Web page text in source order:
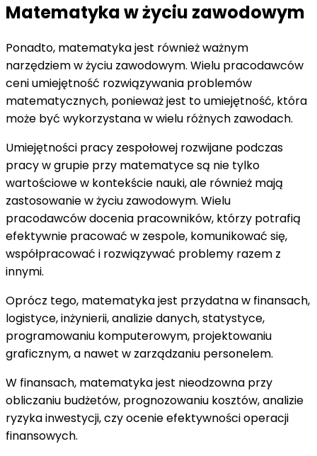
Matematyka w życiu zawodowym
Ponadto, matematyka jest również ważnym
narzędziem w życiu zawodowym. Wielu pracodawców
ceni umiejętność rozwiązywania problemów
matematycznych, ponieważ jest to umiejętność, która
może być wykorzystana w wielu różnych zawodach.
Umiejętności pracy zespołowej rozwijane podczas
pracy w grupie przy matematyce są nie tylko
wartościowe w kontekście nauki, ale również mają
zastosowanie w życiu zawodowym. Wielu
pracodawców docenia pracowników, którzy potrafią
efektywnie pracować w zespole, komunikować się,
współpracować i rozwiązywać problemy razem z
innymi.
Oprócz tego, matematyka jest przydatna w finansach,
logistyce, inżynierii, analizie danych, statystyce,
programowaniu komputerowym, projektowaniu
graficznym, a nawet w zarządzaniu personelem.
W finansach, matematyka jest nieodzowna przy
obliczaniu budżetów, prognozowaniu kosztów, analizie
ryzyka inwestycji, czy ocenie efektywności operacji
finansowych.